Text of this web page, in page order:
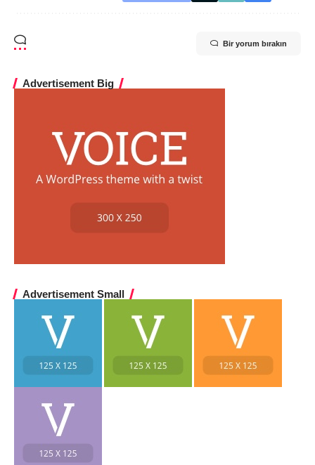
Bir yorum bırakın
Advertisement Big
Advertisement Small